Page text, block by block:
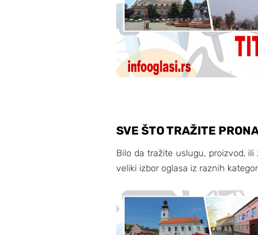
SVE ŠTO TRAŽITE
Bilo da tražite uslugu, proizvod,
veliki izbor oglasa iz raznih